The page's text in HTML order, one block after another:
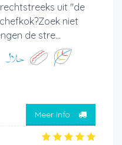
uit "de
niet
de stre...
Meer info